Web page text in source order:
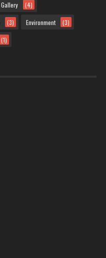
Gallery (4)
(3) Environment (3)
(1)